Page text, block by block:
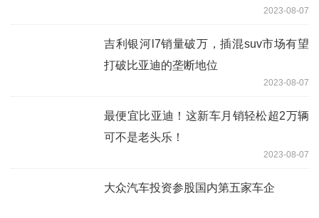
2023-08-07
吉利银河l7销量破万，插混suv市场有望
打破比亚迪的垄断地位
2023-08-07
最便宜比亚迪！这新车月销轻松超2万辆
可不是老头乐！
2023-08-07
大众汽车投资参股国内第五家车企